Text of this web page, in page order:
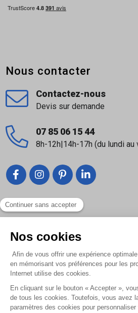
Liens utiles
Nous contacter
À propos
Paiement sécurisé
Livraison | Retour client
Nos tutos
Nous contacter
Contactez-nous
Devis sur demande
07 85 06 15 44
8h-12h|14h-17h (du lundi au